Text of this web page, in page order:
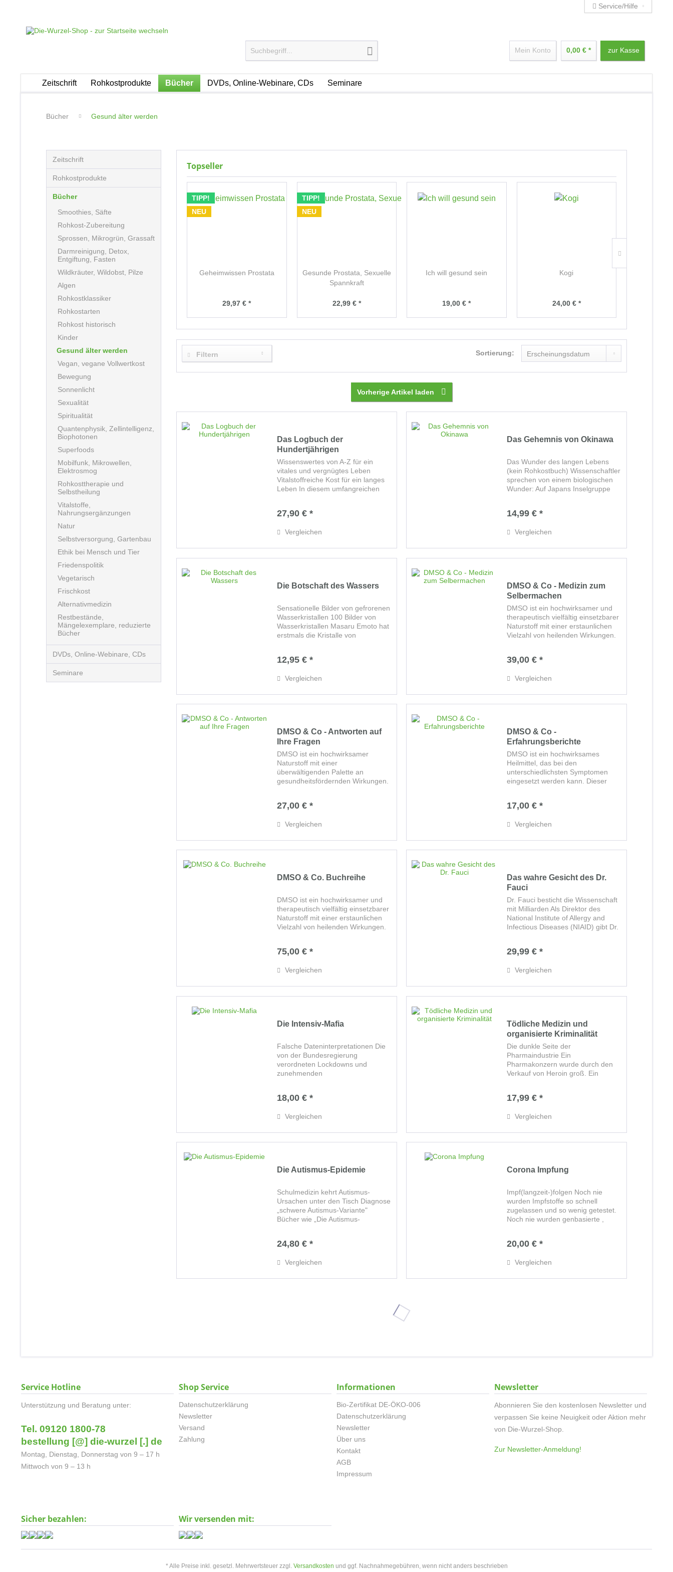
Service/Hilfe
Mein Konto 0,00 € * zur Kasse
Zeitschrift Rohkostprodukte Bücher DVDs, Online-Webinare, CDs Seminare
Bücher Gesund älter werden
Zeitschrift
Rohkostprodukte
Bücher
Smoothies, Säfte
Rohkost-Zubereitung
Sprossen, Mikrogrün, Grassaft
Darmreinigung, Detox,
Entgiftung, Fasten
Wildkräuter, Wildobst, Pilze
Algen
Rohkostklassiker
Rohkostarten
Rohkost historisch
Kinder
Gesund älter werden
Vegan, vegane Vollwertkost
Bewegung
Sonnenlicht
Sexualität
Spiritualität
Quantenphysik, Zellintelligenz,
Biophotonen
Superfoods
Mobilfunk, Mikrowellen,
Elektrosmog
Rohkosttherapie und
Selbstheilung
Vitalstoffe,
Nahrungsergänzungen
Natur
Selbstversorgung, Gartenbau
Ethik bei Mensch und Tier
Friedenspolitik
Vegetarisch
Frischkost
Alternativmedizin
Restbestände,
Mängelexemplare, reduzierte
Bücher
DVDs, Online-Webinare, CDs
Seminare
Topseller
TIPP!
NEU
Geheimwissen Prostata
29,97 € *
TIPP!
NEU
Gesunde Prostata, Sexuelle
Spannkraft
22,99 € *
Ich will gesund sein
19,00 € *
Kogi
24,00 € *
Filtern Sortierung:
Vorherige Artikel laden
Das Logbuch der
Hundertjährigen
Wissenswertes von A-Z für ein
vitales und vergnügtes Leben
Vitalstoffreiche Kost für ein langes
Leben In diesem umfangreichen
was für ein gesundes, langes
27,90 € *
Vergleichen
Das Gehemnis von Okinawa
Das Wunder des langen Lebens
(kein Rohkostbuch) Wissenschaftler
sprechen von einem biologischen
Wunder: Auf Japans Inselgruppe
auf der Welt. Und sie sprühen vor
14,99 € *
Vergleichen
Die Botschaft des Wassers
Sensationelle Bilder von gefrorenen
Wasserkristallen 100 Bilder von
Wasserkristallen Masaru Emoto hat
erstmals die Kristalle von
entstanden atemberaubende
12,95 € *
Vergleichen
DMSO & Co - Medizin zum
Selbermachen
DMSO ist ein hochwirksamer und
therapeutisch vielfältig einsetzbarer
Naturstoff mit einer erstaunlichen
Vielzahl von heilenden Wirkungen.
zusammen mit weiteren
39,00 € *
Vergleichen
DMSO & Co - Antworten auf
Ihre Fragen
DMSO ist ein hochwirksamer
Naturstoff mit einer
überwältigenden Palette an
gesundheitsfördernden Wirkungen.
weiteren einfachen, bewährten und
27,00 € *
Vergleichen
DMSO & Co -
Erfahrungsberichte
DMSO ist ein hochwirksames
Heilmittel, das bei den
unterschiedlichsten Symptomen
eingesetzt werden kann. Dieser
Regeneration und Regulation.
bewährten...
17,00 € *
Vergleichen
DMSO & Co. Buchreihe
DMSO ist ein hochwirksamer und
therapeutisch vielfältig einsetzbarer
Naturstoff mit einer erstaunlichen
Vielzahl von heilenden Wirkungen.
über 1600 Abbildungen, wie Sie
75,00 € *
Vergleichen
Das wahre Gesicht des Dr.
Fauci
Dr. Fauci besticht die Wissenschaft
mit Milliarden Als Direktor des
National Institute of Allergy and
Infectious Diseases (NIAID) gibt Dr.
für die wissenschaftliche
29,99 € *
Vergleichen
Die Intensiv-Mafia
Falsche Dateninterpretationen Die
von der Bundesregierung
verordneten Lockdowns und
zunehmenden
Überlastung des
wurden, veranlassten Tom
18,00 € *
Vergleichen
Tödliche Medizin und
organisierte Kriminalität
Die dunkle Seite der
Pharmaindustrie Ein
Pharmakonzern wurde durch den
Verkauf von Heroin groß. Ein
Arthritis-Medikament den Tod von
haben....
17,99 € *
Vergleichen
Die Autismus-Epidemie
Schulmedizin kehrt Autismus-
Ursachen unter den Tisch Diagnose
„schwere Autismus-Variante"
Bücher wie „Die Autismus-
davon betroffen sind. So auch im
24,80 € *
Vergleichen
Corona Impfung
Impf(langzeit-)folgen Noch nie
wurden Impfstoffe so schnell
zugelassen und so wenig getestet.
Noch nie wurden genbasierte ,
verabreicht. Noch nie gab es so
20,00 € *
Vergleichen
Service Hotline
Unterstützung und Beratung unter:
Tel. 09120 1800-78
bestellung [@] die-wurzel [.] de
Montag, Dienstag, Donnerstag von 9 – 17 h
Mittwoch von 9 – 13 h
Shop Service
Datenschutzerklärung
Newsletter
Versand
Zahlung
Informationen
Bio-Zertifikat DE-ÖKO-006
Datenschutzerklärung
Newsletter
Über uns
Kontakt
AGB
Impressum
Newsletter
Abonnieren Sie den kostenlosen Newsletter und
verpassen Sie keine Neuigkeit oder Aktion mehr
von Die-Wurzel-Shop.
Zur Newsletter-Anmeldung!
Sicher bezahlen: Wir versenden mit:
* Alle Preise inkl. gesetzl. Mehrwertsteuer zzgl. Versandkosten und ggf. Nachnahmegebühren, wenn nicht anders beschrieben